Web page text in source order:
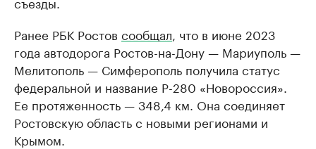
Ранее РБК Ростов сообщал , что в июне 2023
года автодорога Ростов-на-Дону — Мариуполь —
Мелитополь — Симферополь получила статус
федеральной и название Р-280 «Новороссия».
Ее протяженность — 348,4 км. Она соединяет
Ростовскую область с новыми регионами и
Крымом.